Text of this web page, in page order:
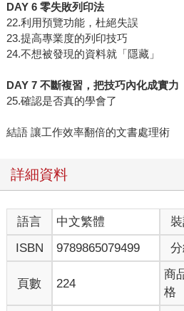
DAY 6 零失敗列印法
22.利用預覽功能，杜絕失誤
23.提高專業度的列印技巧
24.不想被發現的資料就「隱藏」
DAY 7 不斷複習，把技巧內化成實力
25.確認是否真的學會了
結語 讓工作效率翻倍的文書處理術
詳細資料
語言 中文繁體
ISBN
9789865079499
頁數 224
商
格